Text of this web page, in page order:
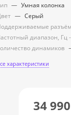
— Умная колонка
— Серый
диапазон, Гц
динамиков
характеристики
34 990